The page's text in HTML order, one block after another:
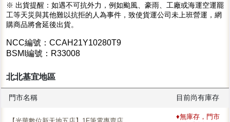
※ 出貨提醒：如遇不可抗外力，例如颱風、豪雨、工廠或海運空運罷
工等天災與其他難以抗拒的人為事件，致使貨運公司未上班營運，網
購商品將會延後出貨。
NCC編號：CCAH21Y10280T9
BSMI編號：R33008
北北基宜地區
門市名稱 目前尚有庫存
♦無庫存，門市